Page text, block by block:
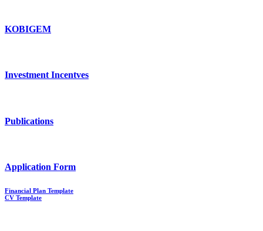
KOBIGEM
Investment Incentves
Publications
Application Form
Financial Plan Template
CV Template